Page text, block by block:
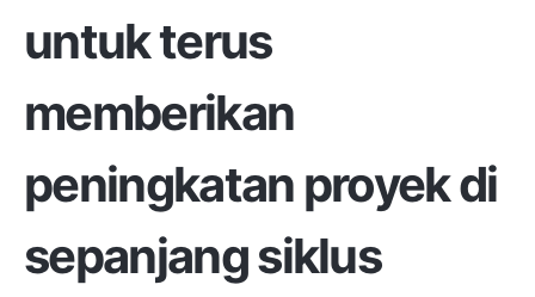
untuk terus
memberikan
peningkatan proyek di
sepanjang siklus